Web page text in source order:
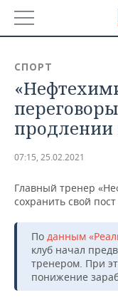
БАШКОРТОСТАН
ТАТАРСТАН
НОВОСТИ
АНАЛИТИКА
ДЕКЛАРАЦИИ О
ВУЗЫ
КОМУ
ТОРГОВЫЕ
НОВОСТИ
БАНКИ
БЮДЖЕТ
АГРОПРОМ
НОВОСТИ
АВТО
НОВОСТИ АВТО
БИЗНЕС
СПОРТ
продлении
07:15, 25.02.2021
Главный тренер
сохранить свой
По данным
клуб начал
тренером. При
понижение